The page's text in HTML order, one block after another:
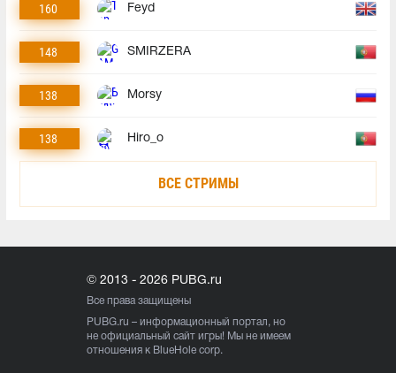
160 Feyd
148 SMIRZERA
138 Morsy
138 Hiro_o
ВСЕ СТРИМЫ
© 2013 - 2026 PUBG.ru
Все права защищены
PUBG.ru – информационный портал, но
не официальный сайт игры! Мы не имеем
отношения к BlueHole corp.